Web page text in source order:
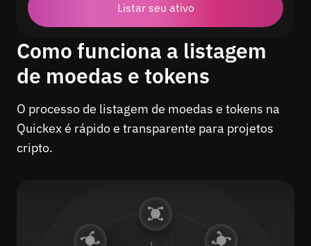
Listar seu ativo
Como funciona a listagem
de moedas e tokens
O processo de listagem de moedas e tokens na
Quickex é rápido e transparente para projetos
cripto.